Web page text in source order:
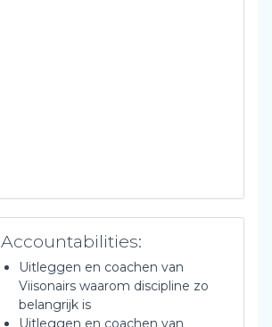
Accountabilities:
Uitleggen en coachen van
Viisonairs waarom discipline zo
belangrijk is
Uitleggen en coachen van